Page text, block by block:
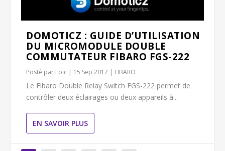
DOMOTICZ : GUIDE D’UTILISATION
DU MICROMODULE DOUBLE
COMMUTATEUR FIBARO FGS-222
Posté par Loïc | 15 Sep 2017 | FIBARO
Le Fibaro Double Relay Switch FGS-222 permet de
contrôler deux éclairages ou deux appareils à...
EN SAVOIR PLUS